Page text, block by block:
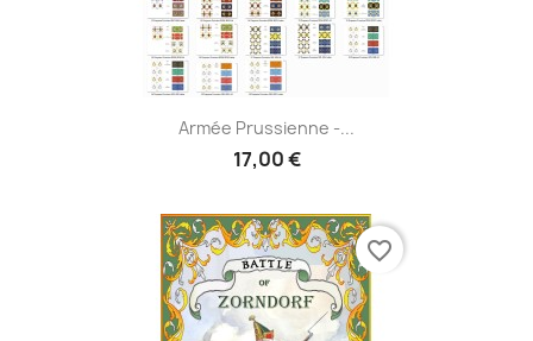
Armée Prussienne -...
17,00 €
favorite_border